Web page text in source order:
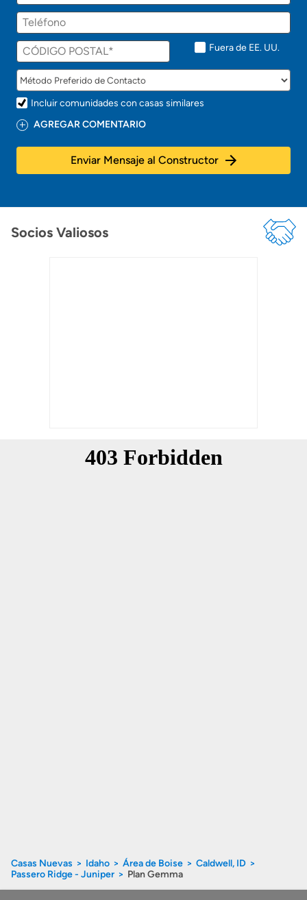
Fuera de EE. UU.
Incluir comunidades con casas similares
AGREGAR COMENTARIO
Enviar Mensaje al Constructor
Socios Valiosos
Casas Nuevas Idaho Área de Boise
Caldwell, ID
Passero Ridge - Juniper
Plan Gemma